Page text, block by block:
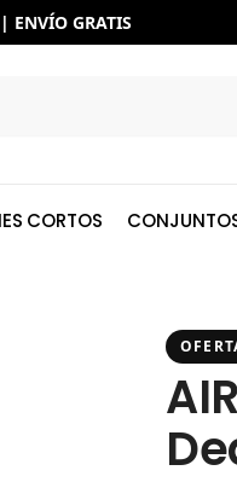
ENVÍO GRATIS
CORTOS